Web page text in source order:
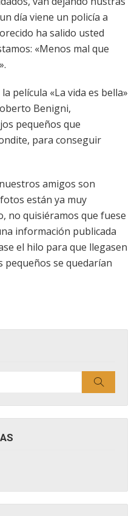
día viene un policía a
ha salido usted
«Menos mal que
película «La vida es bella»
Benigni,
pequeños que
para conseguir
amigos son
están ya muy
no quisiéramos que fuese
información publicada
el hilo para que llegasen
pequeños se quedarían